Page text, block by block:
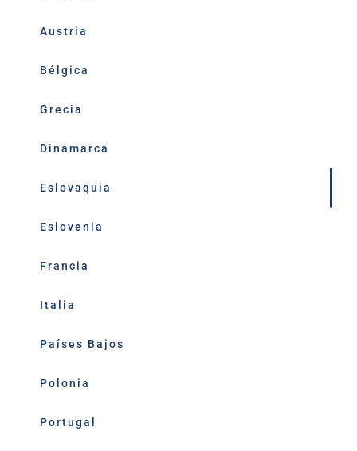
Austria
Bélgica
Grecia
Dinamarca
Eslovaquia
Eslovenia
Francia
Italia
Países Bajos
Polonia
Portugal